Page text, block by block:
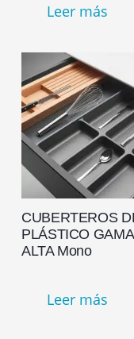
Leer más
CUBERTEROS
PLÁSTICO GAMA
ALTA Mono
Leer más